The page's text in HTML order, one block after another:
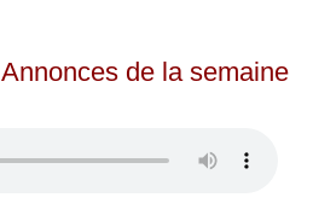
Annonces de la semaine